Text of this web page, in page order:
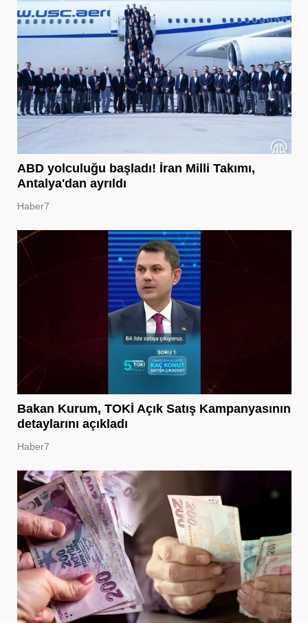
ABD yolculuğu başladı! İran Milli Takımı,
Antalya'dan ayrıldı
Haber7
Bakan Kurum, TOKİ Açık Satış Kampanyasının
detaylarını açıkladı
Haber7